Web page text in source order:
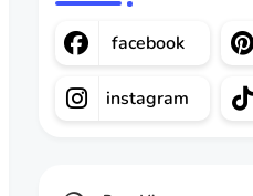
facebook
instagram